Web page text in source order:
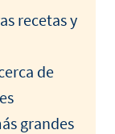
recetas y
de
grandes